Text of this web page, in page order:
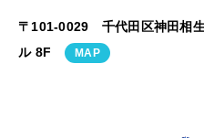
〒101-0029 千代田区神田相
ル 8F
MAP